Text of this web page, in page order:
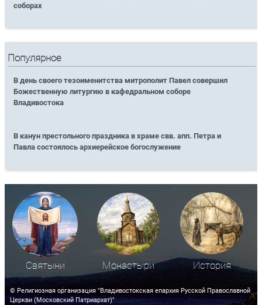
соборах
Популярное
В день своего тезоименитства митрополит Павел совершил
Божественную литургию в кафедральном соборе
Владивостока
В канун престольного праздника в храме свв. апп. Петра и
Павла состоялось архиерейское богослужение
Святыни Монастыри История
© Религиозная организация "Владивостокская епархия Русской Православной
Церкви (Московский Патриархат)"